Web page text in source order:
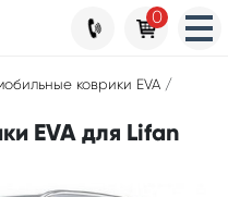
коврики EVA /
EVA для Lifan
0